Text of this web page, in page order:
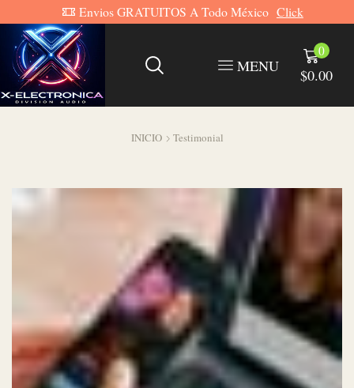
Potencia Y Fidelidad Absolutas Click
MENU
0
$0.00
INICIO Testimonial